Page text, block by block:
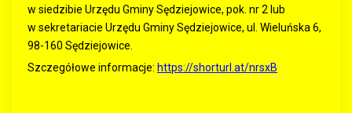
w siedzibie Urzędu Gminy Sędziejowice, pok. nr 2 lub
w sekretariacie Urzędu Gminy Sędziejowice, ul. Wieluńska 6,
98-160 Sędziejowice.
Szczegółowe informacje: https://shorturl.at/nrsxB